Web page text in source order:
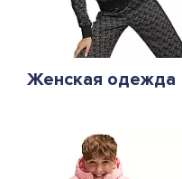
Женская одежда